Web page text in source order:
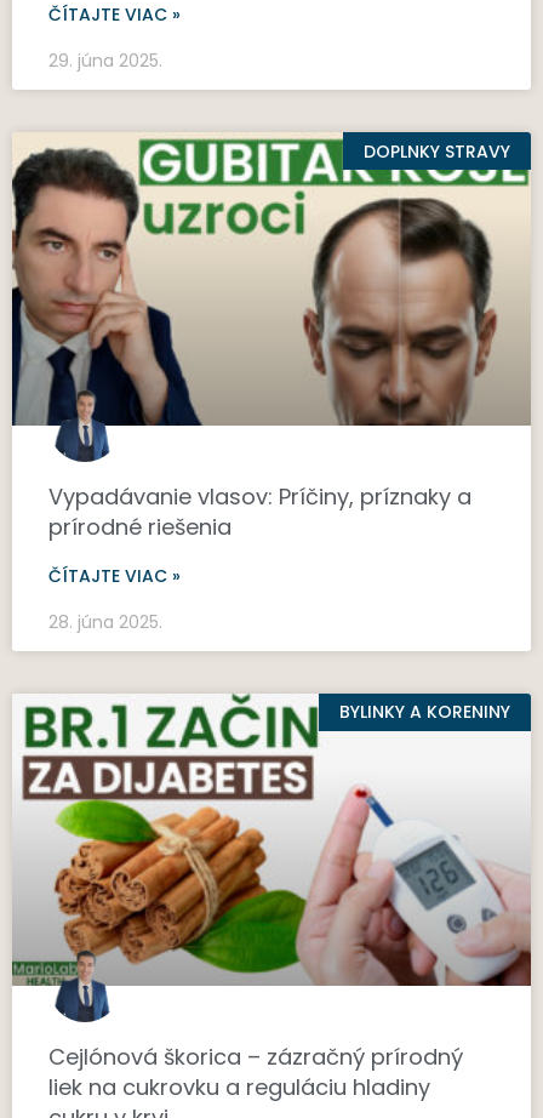
ČÍTAJTE VIAC »
29. júna 2025.
DOPLNKY STRAVY
Vypadávanie vlasov: Príčiny, príznaky a
prírodné riešenia
ČÍTAJTE VIAC »
28. júna 2025.
BYLINKY A KORENINY
Cejlónová škorica – zázračný prírodný
liek na cukrovku a reguláciu hladiny